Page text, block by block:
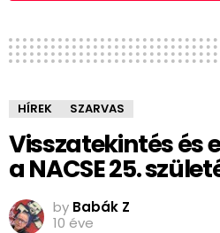
HÍREK SZARVAS
Visszatekintés és
a NACSE 25.
by Babák Z
10 éve